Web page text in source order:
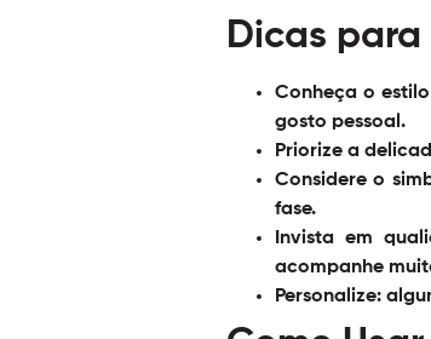
Dicas
Conheça o
gosto pessoal.
Priorize a
Considere o
fase.
Invista em
acompanhe
Personalize: